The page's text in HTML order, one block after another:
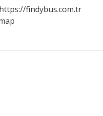
https://findybus.com.tr